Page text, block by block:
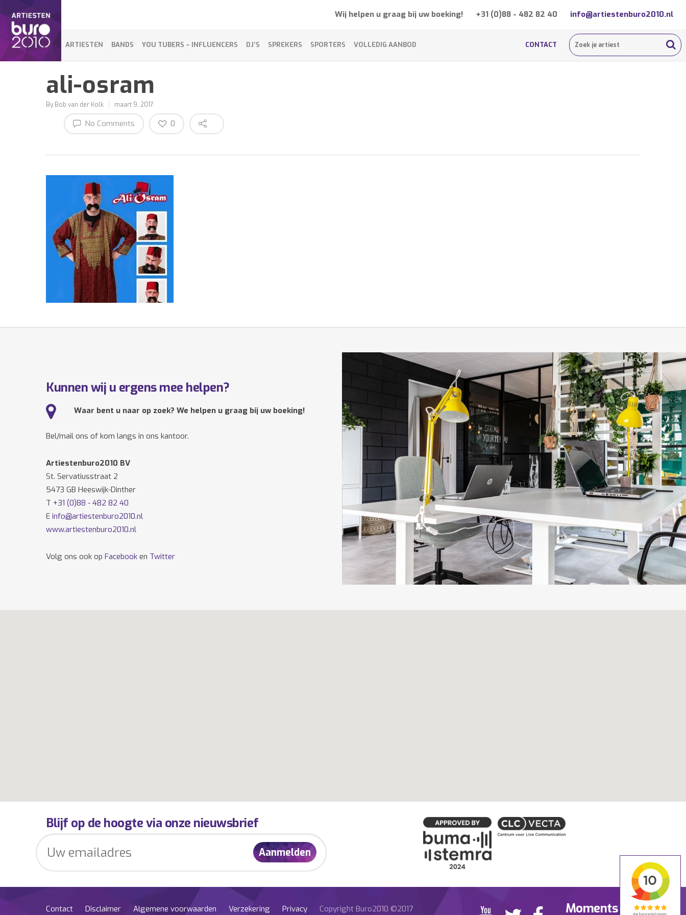
Wij helpen u graag bij uw boeking! +31 (0)88 - 482 82 40 info@artiestenburo2010.nl
ARTIESTEN BANDS YOU TUBERS – INFLUENCERS DJ’S SPREKERS SPORTERS VOLLEDIG AANBOD CONTACT
ali-osram
By Bob van der Kolk maart 9, 2017
No Comments 0
Kunnen wij u ergens mee helpen?
Waar bent u naar op zoek? We helpen u graag bij uw boeking!
Bel/mail ons of kom langs in ons kantoor.
Artiestenburo2010 BV
St. Servatiusstraat 2
5473 GB Heeswijk-Dinther
T +31 (0)88 - 482 82 40
E info@artiestenburo2010.nl
www.artiestenburo2010.nl
Volg ons ook op Facebook en Twitter
Blijf op de hoogte via onze nieuwsbrief
Contact Disclaimer Algemene voorwaarden Verzekering Privacy Copyright Buro2010 ©2017 Moments